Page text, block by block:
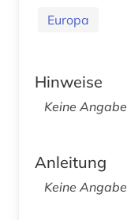
Europa
Hinweise
Keine Angabe
Anleitung
Keine Angabe